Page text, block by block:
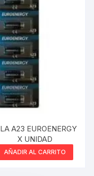
A23 EUROENERGY
X UNIDAD
AÑADIR AL CARRITO